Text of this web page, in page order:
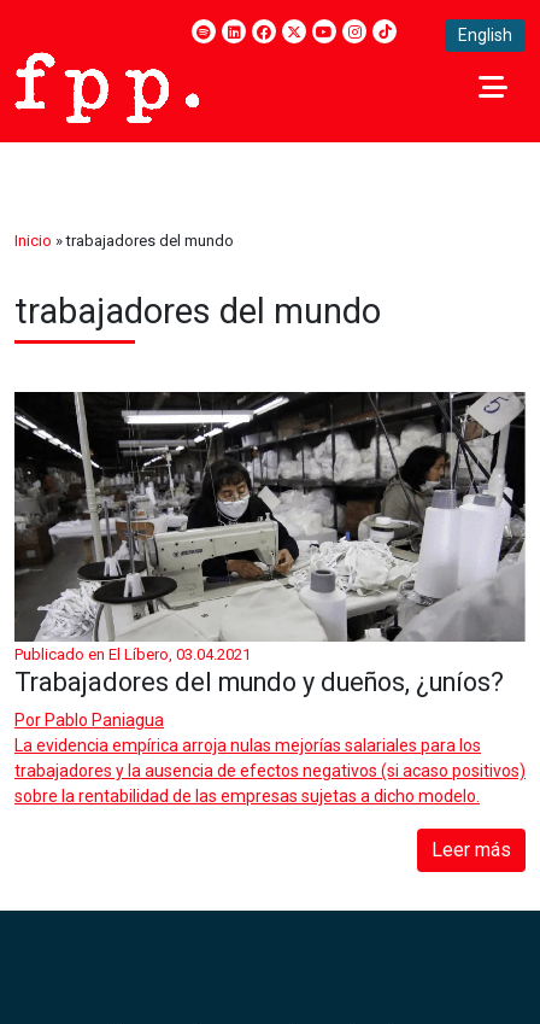
English
Inicio »trabajadores del mundo
trabajadores del mundo
Publicado en El Líbero, 03.04.2021
Trabajadores del mundo y dueños, ¿uníos?
Por Pablo Paniagua
La evidencia empírica arroja nulas mejorías salariales para los
trabajadores y la ausencia de efectos negativos (si acaso positivos)
sobre la rentabilidad de las empresas sujetas a dicho modelo.
Leer más